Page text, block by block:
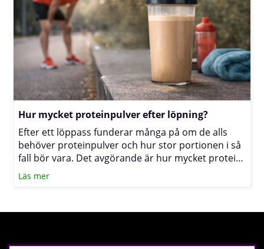
och BCAA är praktiska och när ett proteinpulver är
mer lämpligt.
Hur mycket proteinpulver efter löpning?
Efter ett löppass funderar många på om de alls
behöver proteinpulver och hur stor portionen i så
fall bör vara. Det avgörande är hur mycket protein
du får i dig under hela dagen, hur snabbt du kan
Läs mer